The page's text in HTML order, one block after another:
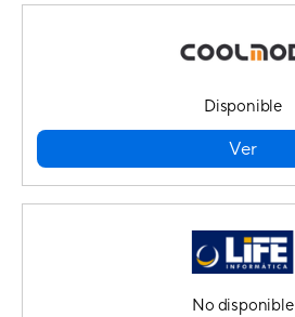
Disponible
Ver
No disponible